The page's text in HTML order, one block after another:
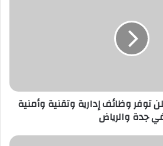
توفر وظائف إدارية وتقنية وأمنية
جدة والرياض